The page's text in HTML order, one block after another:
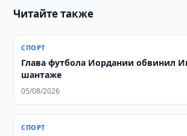
Читайте также
СПОРТ
Глава футбола Иордании обвинил
шантаже
05/08/2026
СПОРТ